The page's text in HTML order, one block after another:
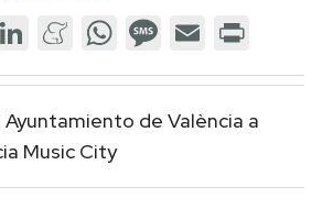
de València a
Music City